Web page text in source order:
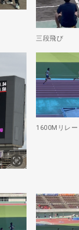
三段飛び
1600Mリレー